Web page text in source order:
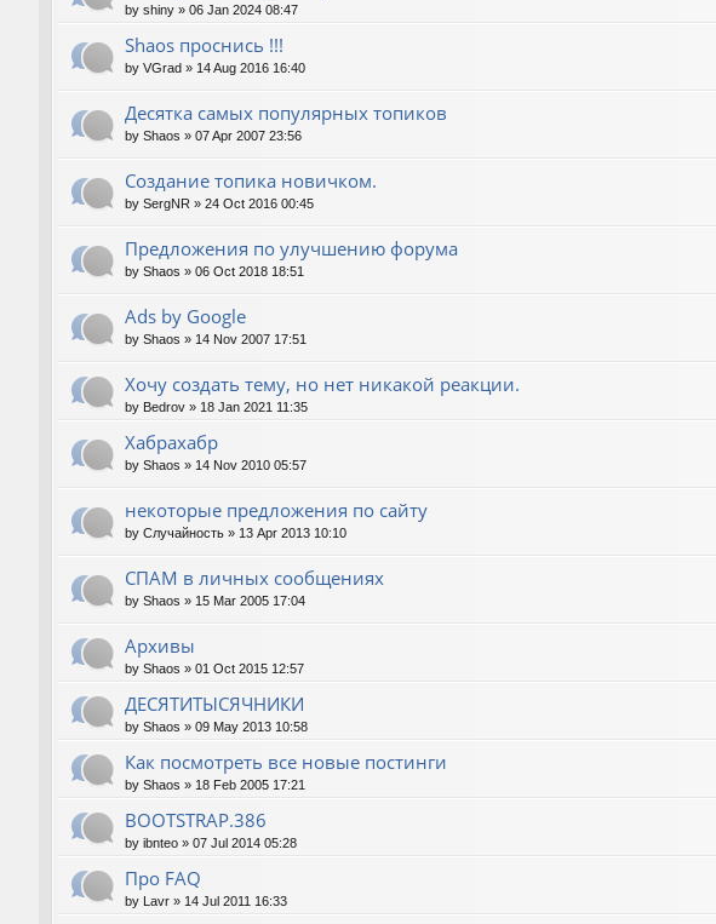
by shiny » 06 Jan 2024 08:47
Shaos проснись !!!
by VGrad » 14 Aug 2016 16:40
Десятка самых популярных топиков
by Shaos » 07 Apr 2007 23:56
Создание топика новичком.
by SergNR » 24 Oct 2016 00:45
Предложения по улучшению форума
by Shaos » 06 Oct 2018 18:51
Ads by Google
by Shaos » 14 Nov 2007 17:51
Хочу создать тему, но нет никакой реакции.
by Bedrov » 18 Jan 2021 11:35
Хабрахабр
by Shaos » 14 Nov 2010 05:57
некоторые предложения по сайту
by Случайность » 13 Apr 2013 10:10
СПАМ в личных сообщениях
by Shaos » 15 Mar 2005 17:04
Архивы
by Shaos » 01 Oct 2015 12:57
ДЕСЯТИТЫСЯЧНИКИ
by Shaos » 09 May 2013 10:58
Как посмотреть все новые постинги
by Shaos » 18 Feb 2005 17:21
BOOTSTRAP.386
by ibnteo » 07 Jul 2014 05:28
Про FAQ
by Lavr » 14 Jul 2011 16:33